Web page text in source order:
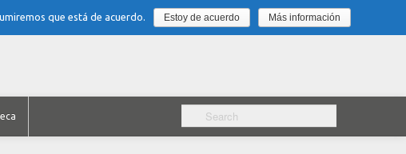
que está de acuerdo. Estoy de acuerdo Más información